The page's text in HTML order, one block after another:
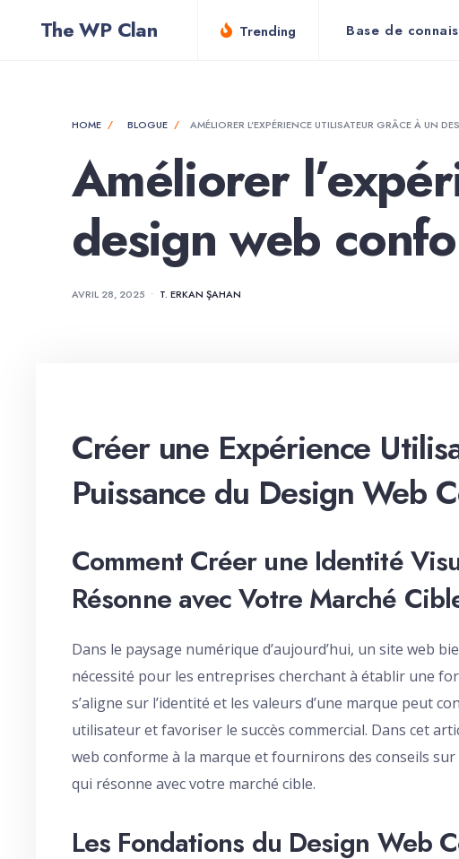
The WP Clan Trending Base de
HOME BLOGUE AMÉLIORER L’EXPÉRIENCE UTILISATEUR GRÂCE À UN
Améliorer
design web
AVRIL 28, 2025 • T. ERKAN ŞAHAN
Créer une Expérience
Puissance du Design Web
Comment Créer une Identité
Résonne avec Votre Marché
Dans le paysage numérique d’aujourd’hui, un site web
nécessité pour les entreprises cherchant à établir une
s’aligne sur l’identité et les valeurs d’une marque peut
utilisateur et favoriser le succès commercial. Dans cet
web conforme à la marque et fournirons des conseils
qui résonne avec votre marché cible.
Les Fondations du Design Web